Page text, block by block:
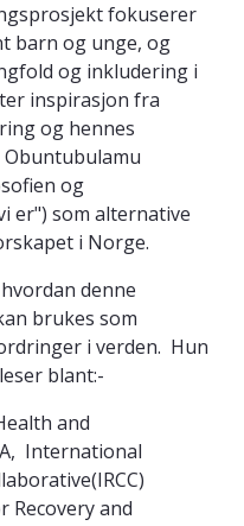
fokuserer
barn og unge, og
og inkludering i
inspirasjon fra
og hennes
og
er") som alternative
i Norge.
denne
brukes som
i verden. Hun
blant:-
and
International
Recovery and